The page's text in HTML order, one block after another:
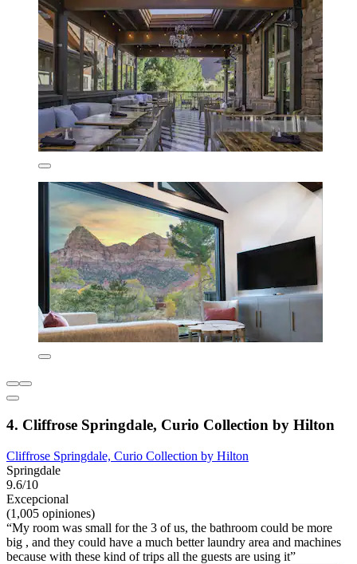
4. Cliffrose Springdale, Curio Collection by Hilton
Cliffrose Springdale, Curio Collection by Hilton
Springdale
9.6/10
Excepcional
(1,005 opiniones)
“My room was small for the 3 of us, the bathroom could be more
big , and they could have a much better laundry area and machines
because with these kind of trips all the guests are using it”